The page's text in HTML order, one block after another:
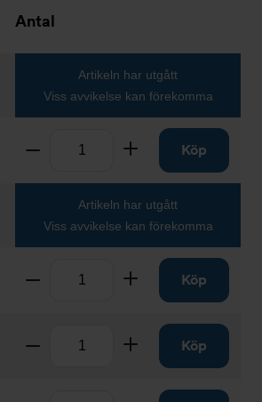
Antal
Artikeln har utgått
Viss avvikelse kan förekomma
Ta bort Lägg tillKöp
Artikeln har utgått
Viss avvikelse kan förekomma
Ta bort Lägg tillKöp
Ta bort Lägg tillKöp